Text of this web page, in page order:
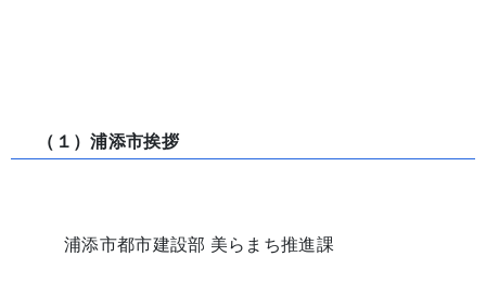
（１）浦添市挨拶
浦添市都市建設部 美らまち推進課